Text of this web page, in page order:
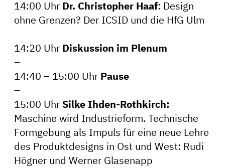
14:00 Uhr Dr. Christopher Haaf: Design
ohne Grenzen? Der ICSID und die HfG Ulm
14:20 Uhr Diskussion im Plenum
–
14:40 – 15:00 Uhr Pause
–
15:00 Uhr Silke Ihden-Rothkirch:
Maschine wird Industrieform. Technische
Formgebung als Impuls für eine neue Lehre
des Produktdesigns in Ost und West: Rudi
Högner und Werner Glasenapp